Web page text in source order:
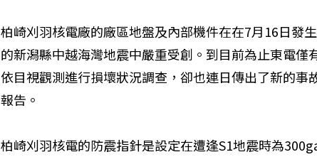
柏崎刈羽核電廠的廠區地盤及內部機件在在7月16日發生
的新潟縣中越海灣地震中嚴重受創。到目前為止東電僅
依目視觀測進行損壞狀況調查，卻也連日傳出了新的事
報告。
柏崎刈羽核電的防震指針是設定在遭逢S1地震時為